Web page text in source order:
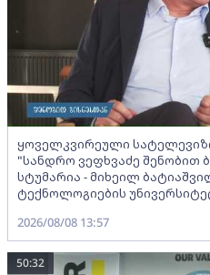
ყოველკვირეული
"სანდრო ვეფხვაძე შენობით
სტუმარია - მიხეილ
ტექნოლოგიების
2026/08/08 13:57
50:32